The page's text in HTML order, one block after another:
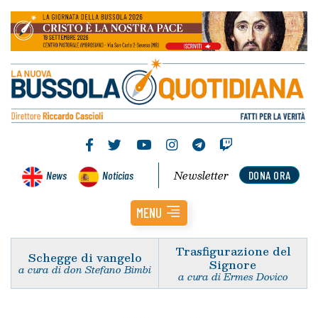
News Noticias DONA ORA
Newsletter
MENU
Schegge di vangelo
a cura di don Stefano Bimbi
Trasfigurazione del
Signore
a cura di Ermes Dovico